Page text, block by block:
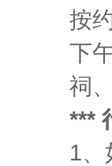
按
下
祠
***
1、